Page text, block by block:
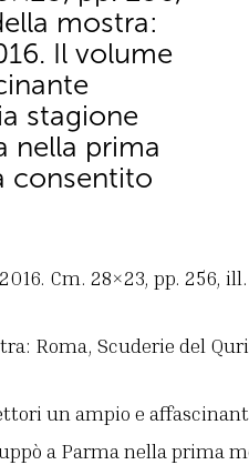
mostra:
Il volume
stagione
nella prima
consentito
Cm. 28×23, pp. 256,
Roma, Scuderie del
un ampio e
a Parma nella prima